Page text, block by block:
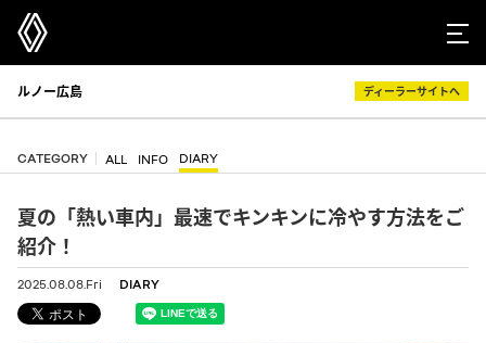
ルノー広島 ディーラーサイトへ
CATEGORY ALL INFO DIARY
夏の「熱い車内」最速でキンキンに冷やす方法をご
紹介！
2025.08.08.Fri DIARY